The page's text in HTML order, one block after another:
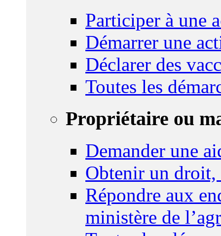
Participer à une
Démarrer une
Déclarer des
Toutes les
Propriétaire ou
Demander une
Obtenir un droit,
Répondre aux
ministère de